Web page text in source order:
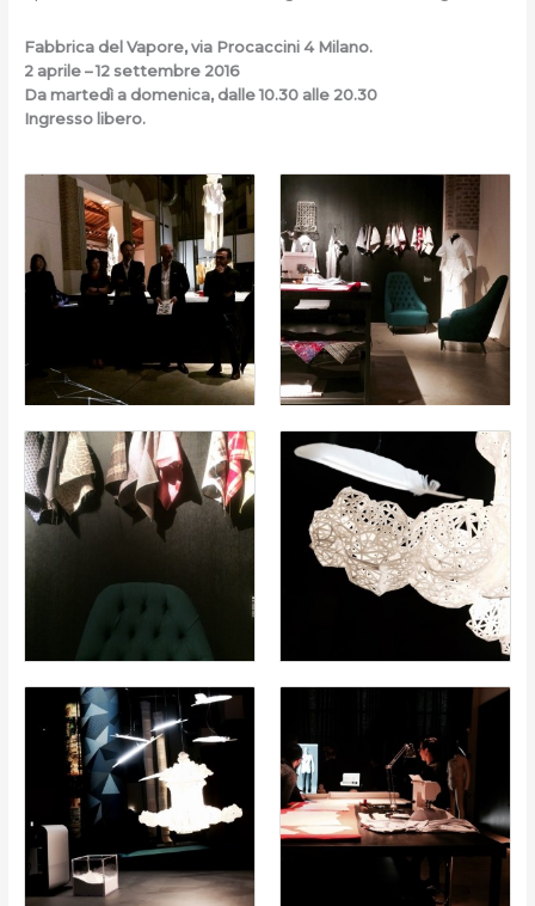
Fabbrica del Vapore, via Procaccini 4 Milano.
2 aprile – 12 settembre 2016
Da martedì a domenica, dalle 10.30 alle 20.30
Ingresso libero.